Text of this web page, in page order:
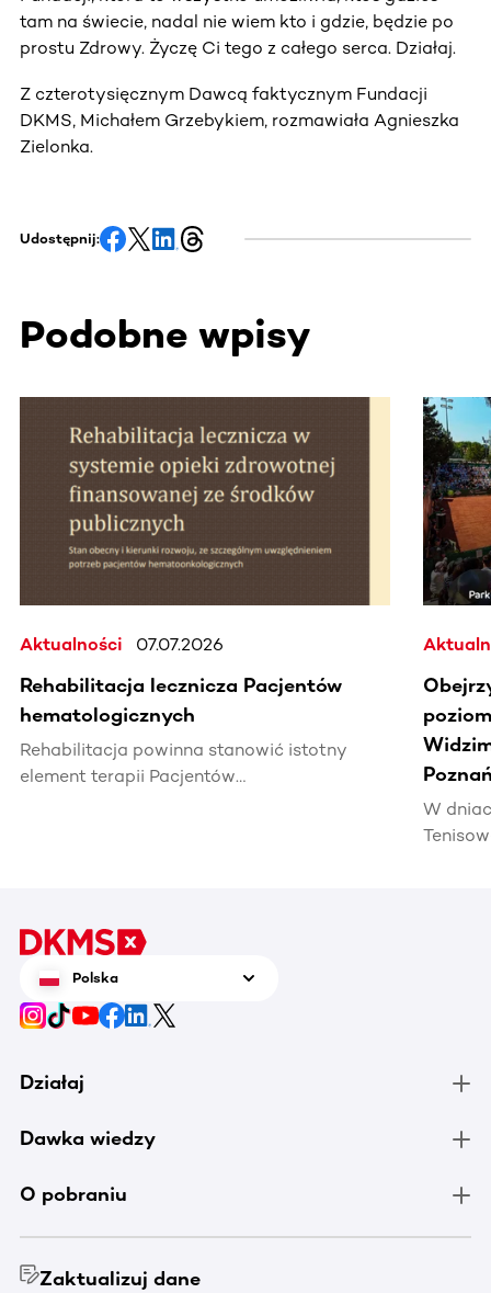
tam na świecie, nadal nie wiem kto i gdzie, będzie po
prostu Zdrowy. Życzę Ci tego z całego serca. Działaj.
Z czterotysięcznym Dawcą faktycznym Fundacji
DKMS, Michałem Grzebykiem, rozmawiała Agnieszka
Zielonka.
Udostępnij:
Podobne wpisy
Ta sekcja zawiera treści przewijane w poziomie. Użyj
Aktualności 07.07.2026
Rehabilitacja lecznicza Pacjentów
hematologicznych
Rehabilitacja powinna stanowić istotny
element terapii Pacjentów
W
Polska
Działaj
Dawka wiedzy
O pobraniu
Zaktualizuj dane